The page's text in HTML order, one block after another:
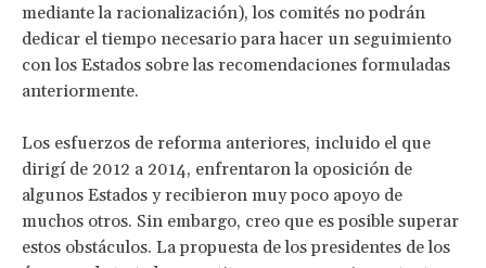
mediante la racionalización), los comités no podrán
dedicar el tiempo necesario para hacer un seguimiento
con los Estados sobre las recomendaciones formuladas
anteriormente.
Los esfuerzos de reforma anteriores, incluido el que
dirigí de 2012 a 2014, enfrentaron la oposición de
algunos Estados y recibieron muy poco apoyo de
muchos otros. Sin embargo, creo que es posible superar
estos obstáculos. La propuesta de los presidentes de los